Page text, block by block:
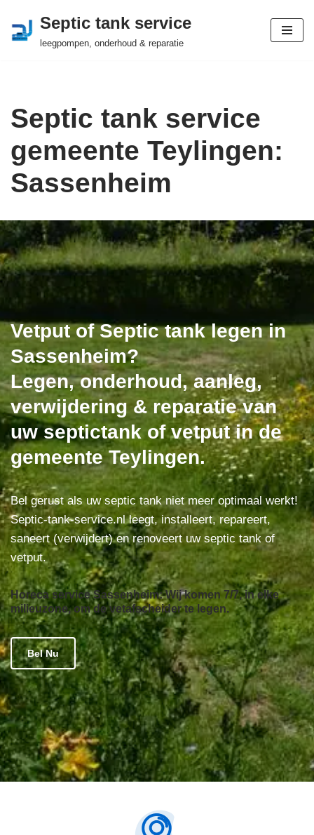
Ga
Septic tank service
leegpompen, onderhoud & reparatie
Septic tank service
gemeente Teylingen:
Sassenheim
Vetput of Septic tank legen in
Sassenheim?
Legen, onderhoud, aanleg,
verwijdering & reparatie van
uw septictank of vetput in de
gemeente Teylingen.
Bel gerust als uw septic tank niet meer optimaal werkt!
Septic-tank-service.nl leegt, installeert, repareert,
saneert (verwijdert) en renoveert uw septic tank of
vetput.
Horeca service Sassenheim: Wij komen 7/7, in elke
milieuzone, om de vetafscheider te legen.
Bel Nu